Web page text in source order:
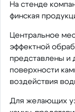
На стенде
финская
Центральное
эффектной
представлены и
поверхности
воздействия
Для желающих